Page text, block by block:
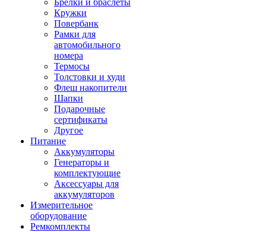
Брелки и браслеты
Кружки
Повербанк
Рамки для
автомобильного
номера
Термосы
Толстовки и худи
Флеш накопители
Шапки
Подарочные
сертификаты
Другое
Питание
Аккумуляторы
Генераторы и
комплектующие
Аксессуары для
аккумуляторов
Измерительное
оборудование
Ремкомплекты